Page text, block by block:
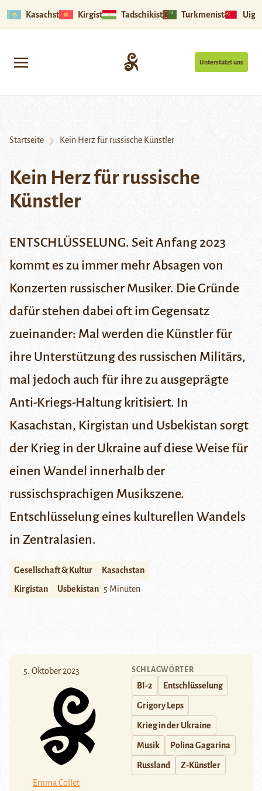
Kasachstan Kirgistan Tadschikistan Turkmenistan
Unterstützt uns
Startseite Kein Herz für russische Künstler
Kein Herz für russische
Künstler
ENTSCHLÜSSELUNG. Seit Anfang 2023
kommt es zu immer mehr Absagen von
Konzerten russischer Musiker. Die Gründe
dafür stehen dabei oft im Gegensatz
zueinander: Mal werden die Künstler für
ihre Unterstützung des russischen Militärs,
mal jedoch auch für ihre zu ausgeprägte
Anti-Kriegs-Haltung kritisiert. In
Kasachstan, Kirgistan und Usbekistan sorgt
der Krieg in der Ukraine auf diese Weise für
einen Wandel innerhalb der
russischsprachigen Musikszene.
Entschlüsselung eines kulturellen Wandels
in Zentralasien.
Gesellschaft & Kultur
Kasachstan
Kirgistan
Usbekistan 5 Minuten
5. Oktober 2023
Emma Collet
SCHLAGWÖRTER
BI-2 Entschlüsselung
Grigory Leps
Krieg in der Ukraine
Musik Polina Gagarina
Russland Z-Künstler